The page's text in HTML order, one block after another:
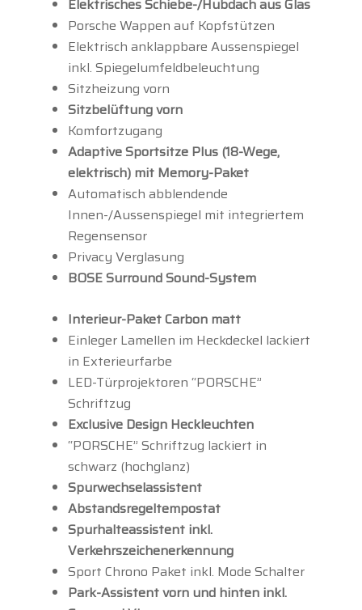
Elektrisches Schiebe-/Hubdach aus Glas
Porsche Wappen auf Kopfstützen
Elektrisch anklappbare Aussenspiegel
inkl. Spiegelumfeldbeleuchtung
Sitzheizung vorn
Sitzbelüftung vorn
Komfortzugang
Adaptive Sportsitze Plus (18-Wege,
elektrisch) mit Memory-Paket
Automatisch abblendende
Innen-/Aussenspiegel mit integriertem
Regensensor
Privacy Verglasung
BOSE Surround Sound-System
Interieur-Paket Carbon matt
Einleger Lamellen im Heckdeckel lackiert
in Exterieurfarbe
LED-Türprojektoren “PORSCHE”
Schriftzug
Exclusive Design Heckleuchten
“PORSCHE” Schriftzug lackiert in
schwarz (hochglanz)
Spurwechselassistent
Abstandsregeltempostat
Spurhalteassistent inkl.
Verkehrszeichenerkennung
Sport Chrono Paket inkl. Mode Schalter
Park-Assistent vorn und hinten inkl.